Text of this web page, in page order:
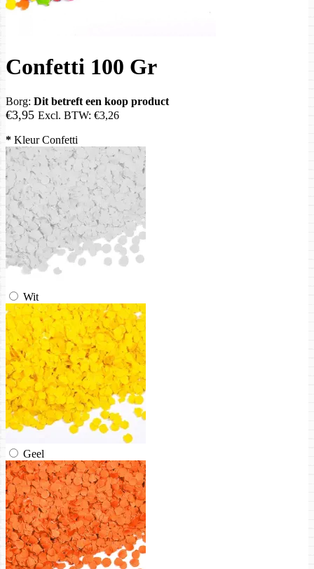
Confetti 100 Gr
Borg: Dit betreft een koop product
€3,95 Excl. BTW: €3,26
* Kleur Confetti
Wit
Geel